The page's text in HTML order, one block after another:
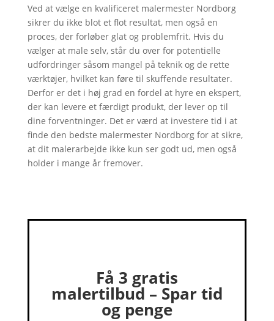
Ved at vælge en kvalificeret malermester Nordborg
sikrer du ikke blot et flot resultat, men også en
proces, der forløber glat og problemfrit. Hvis du
vælger at male selv, står du over for potentielle
udfordringer såsom mangel på teknik og de rette
værktøjer, hvilket kan føre til skuffende resultater.
Derfor er det i høj grad en fordel at hyre en ekspert,
der kan levere et færdigt produkt, der lever op til
dine forventninger. Det er værd at investere tid i at
finde den bedste malermester Nordborg for at sikre,
at dit malerarbejde ikke kun ser godt ud, men også
holder i mange år fremover.
Få 3 gratis
malertilbud – Spar tid
og penge